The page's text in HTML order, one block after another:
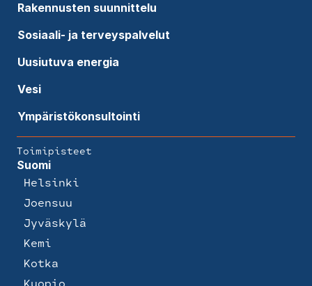
Rakennusten suunnittelu
Sosiaali- ja terveyspalvelut
Uusiutuva energia
Vesi
Ympäristökonsultointi
Toimipisteet
Suomi
Helsinki
Joensuu
Jyväskylä
Kemi
Kotka